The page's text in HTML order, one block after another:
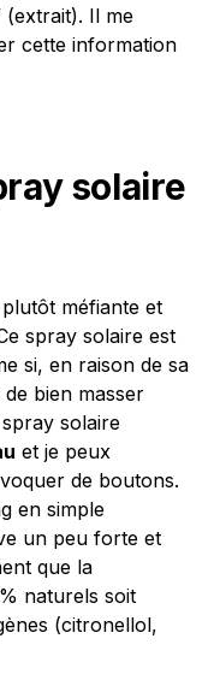
(extrait). Il me
cette information
solaire
plutôt méfiante et
spray solaire est
si, en raison de sa
bien masser
solaire
et je peux
de boutons.
en simple
un peu forte et
que la
naturels soit
(citronellol,